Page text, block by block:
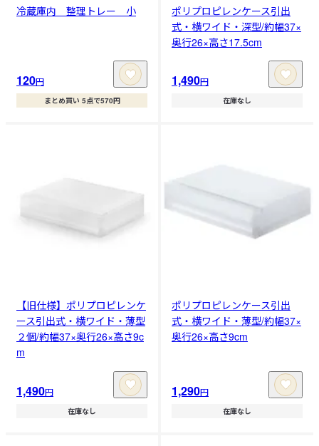
冷蔵庫内 整理トレー 小
120円
まとめ買い 5点で570円
ポリプロピレンケース引出
式・横ワイド・深型/約幅37×
奥行26×高さ17.5cm
1,490円
在庫なし
【旧仕様】ポリプロピレンケ
ース引出式・横ワイド・薄型
２個/約幅37×奥行26×高さ9c
m
1,490円
在庫なし
ポリプロピレンケース引出
式・横ワイド・薄型/約幅37×
奥行26×高さ9cm
1,290円
在庫なし